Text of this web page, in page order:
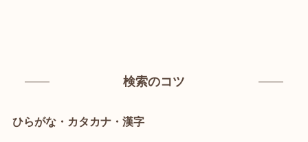
検索のコツ
ひらがな・カタカナ・漢字